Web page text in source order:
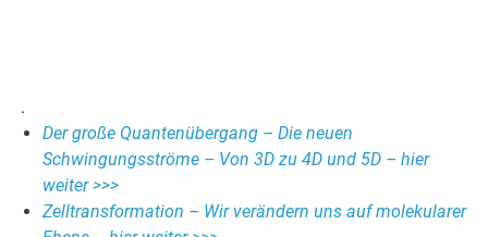
.
Der große Quantenübergang – Die neuen
Schwingungsströme – Von 3D zu 4D und 5D – hier
weiter >>>
Zelltransformation – Wir verändern uns auf molekularer